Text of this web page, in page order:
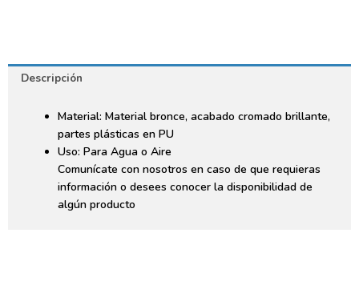
Descripción
Material: Material bronce, acabado cromado brillante,
partes plásticas en PU
Uso: Para Agua o Aire
Comunícate con nosotros en caso de que requieras
información o desees conocer la disponibilidad de
algún producto